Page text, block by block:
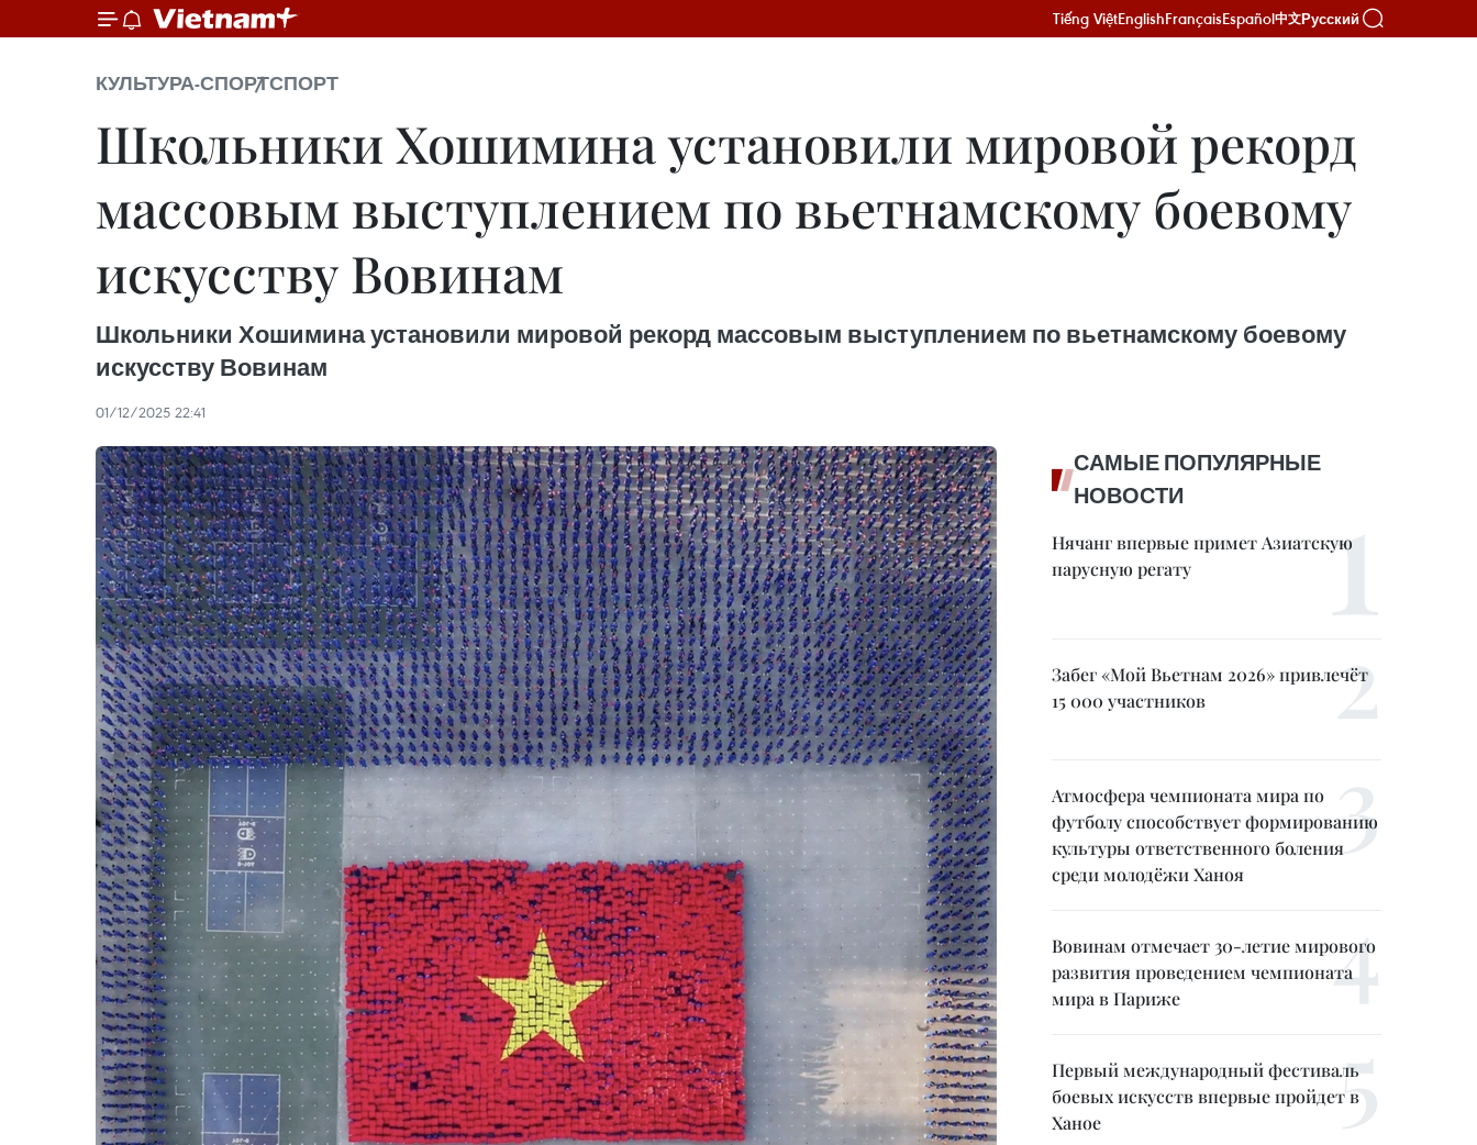
Tiếng ViệtEnglishFrançaisEspañol中文Русский
КУЛЬТУРА-СПОРТСПОРТ
Школьники Хошимина установили мировой рекорд
массовым выступлением по вьетнамскому боевому
искусству Вовинам
Школьники Хошимина установили мировой рекорд массовым выступлением по вьетнамскому боевому
искусству Вовинам
01/12/2025 22:41
САМЫЕ ПОПУЛЯРНЫЕ
НОВОСТИ
Нячанг впервые примет Азиатскую
парусную регату
Забег «Мой Вьетнам 2026» привлечёт
15 000 участников
Атмосфера чемпионата мира по
футболу способствует формированию
культуры ответственного боления
среди молодёжи Ханоя
Вовинам отмечает 30-летие мирового
развития проведением чемпионата
мира в Париже
Первый международный фестиваль
боевых искусств впервые пройдет в
Ханое